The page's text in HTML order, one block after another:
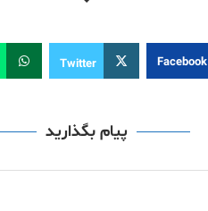
Facebook
Twitter
پیام بگذارید